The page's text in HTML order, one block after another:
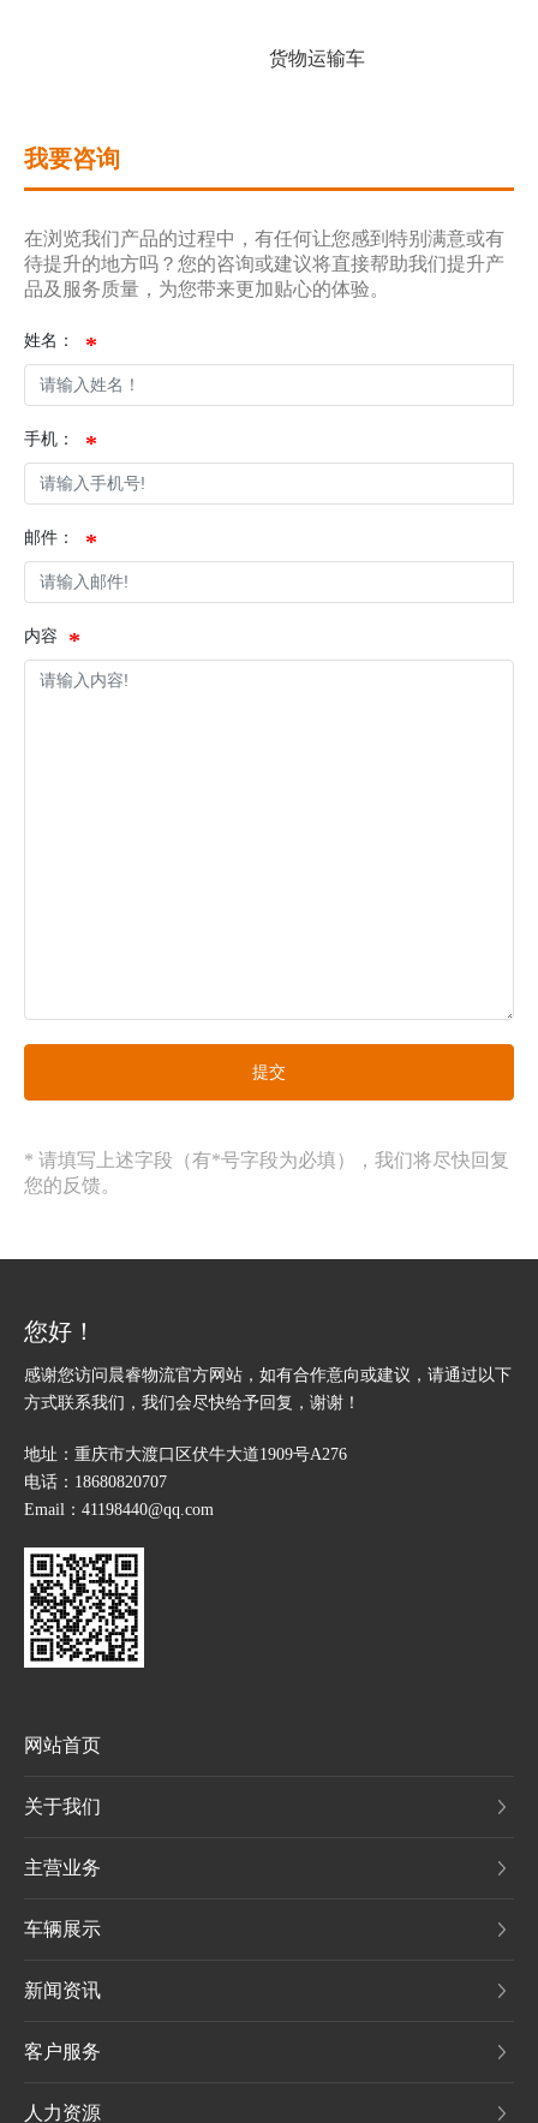
货物运输车
我要咨询
在浏览我们产品的过程中，‌有任何让您感到特别满意或有
待提升的地方吗？‌您的咨询或建议将直接帮助我们提升产
品及服务质量，‌为您带来更加贴心的体验。‌
姓名：
手机：
邮件：
内容
提交
* 请填写上述字段（有*号字段为必填），我们将尽快回复
您的反馈。
您好！
感谢您访问晨睿物流官方网站，如有合作意向或建议，请通过以下
方式联系我们，我们会尽快给予回复，谢谢！
地址：重庆市大渡口区伏牛大道1909号A276
电话： 18680820707
Email： 41198440@qq.com
网站首页
关于我们
主营业务
车辆展示
新闻资讯
客户服务
人力资源